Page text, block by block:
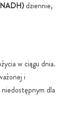
dziennie,
w ciągu dnia.
i
dla